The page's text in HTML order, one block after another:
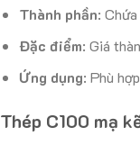
Thành phần:
Đặc điểm: Giá
Ứng dụng: Phù
Thép C100 mạ